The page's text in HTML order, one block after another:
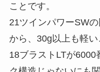
ことです。
21ツインパワーSW
から、30g以上も軽い
18ブラストLTが6000